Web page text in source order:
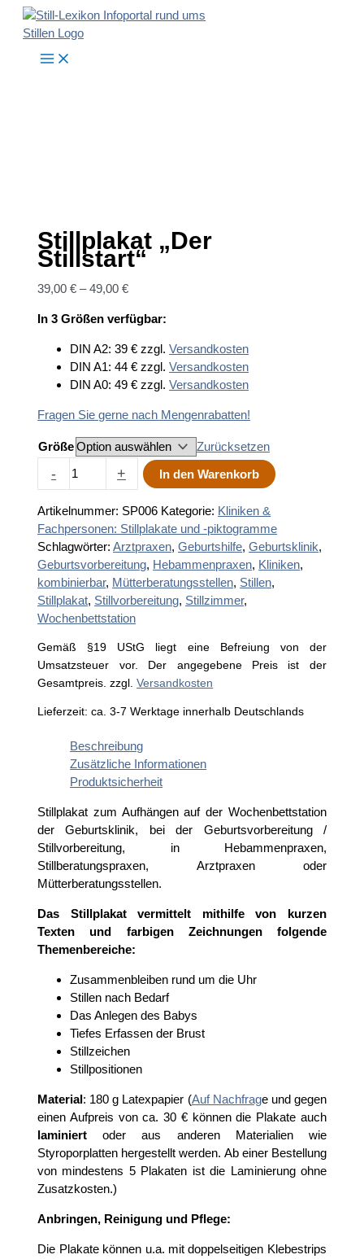
Zum
Inhalt
Stillplakat „Der
Stillstart“
39,00€ –49,00€
In 3 Größen verfügbar:
DIN A2: 39 € zzgl.Versandkosten
DIN A1: 44 € zzgl.Versandkosten
DIN A0: 49 € zzgl.Versandkosten
Fragen Sie gerne nach Mengenrabatten!
Größe Zurücksetzen
-
"Der
Menge
+ In den Warenkorb
Artikelnummer: SP006 Kategorie: Kliniken &
Fachpersonen: Stillplakate und -piktogramme
Schlagwörter:Arztpraxen,Geburtshilfe,Geburtsklinik,
Geburtsvorbereitung, Hebammenpraxen, Kliniken,
kombinierbar, Mütterberatungsstellen, Stillen,
Stillplakat, Stillvorbereitung, Stillzimmer,
Wochenbettstation
Gemäß §19 UStG liegt eine Befreiung von der
Umsatzsteuer vor. Der angegebene Preis ist der
Gesamtpreis. zzgl.Versandkosten
Lieferzeit:ca. 3-7 Werktage innerhalb Deutschlands
Beschreibung
Zusätzliche Informationen
Produktsicherheit
Stillplakat zum Aufhängen auf der Wochenbettstation
der Geburtsklinik, bei der Geburtsvorbereitung /
Stillvorbereitung, in Hebammenpraxen,
Stillberatungspraxen, Arztpraxen oder
Mütterberatungsstellen.
Das Stillplakat vermittelt mithilfe von kurzen
Texten und farbigen Zeichnungen folgende
Themenbereiche:
Zusammenbleiben rund um die Uhr
Stillen nach Bedarf
Das Anlegen des Babys
Tiefes Erfassen der Brust
Stillzeichen
Stillpositionen
Material: 180 g Latexpapier (Auf Nachfrage und gegen
einen Aufpreis von ca. 30 € können die Plakate auch
laminiert oder aus anderen Materialien wie
Styroporplatten hergestellt werden. Ab einer Bestellung
von mindestens 5 Plakaten ist die Laminierung ohne
Zusatzkosten.)
Anbringen, Reinigung und Pflege:
Die Plakate können u.a. mit doppelseitigen Klebestrips